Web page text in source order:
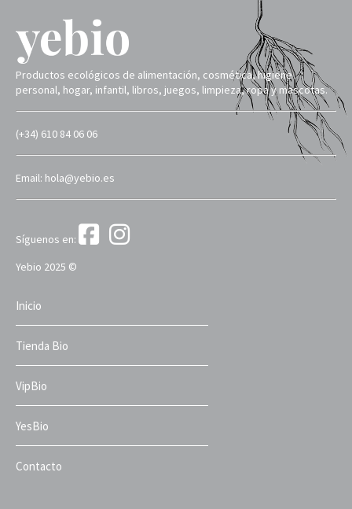
Productos ecológicos de alimentación, cosmética, higiene
personal, hogar, infantil, libros, juegos, limpieza, ropa y mascotas.
(+34) 610 84 06 06
Email: hola@yebio.es
Síguenos en:
Yebio 2025 ©
Inicio
Tienda Bio
VipBio
YesBio
Contacto